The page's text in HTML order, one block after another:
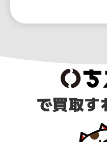
で買取す